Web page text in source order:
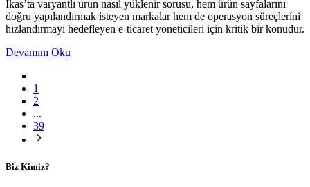
İkas’ta varyantlı ürün nasıl yüklenir sorusu, hem ürün sayfalarını
doğru yapılandırmak isteyen markalar hem de operasyon süreçlerini
hızlandırmayı hedefleyen e-ticaret yöneticileri için kritik bir konudur.
Devamını Oku
1
2
...
39
Biz Kimiz?